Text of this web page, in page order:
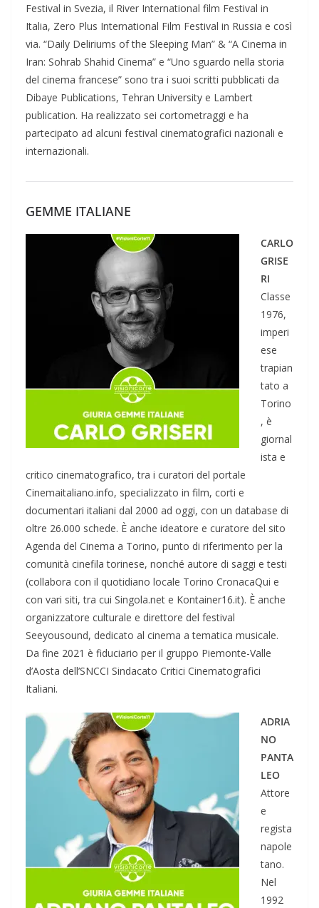
Festival in Svezia, il River International film Festival in
Italia, Zero Plus International Film Festival in Russia e così
via. “Daily Deliriums of the Sleeping Man” & “A Cinema in
Iran: Sohrab Shahid Cinema” e “Uno sguardo nella storia
del cinema francese” sono tra i suoi scritti pubblicati da
Dibaye Publications, Tehran University e Lambert
publication. Ha realizzato sei cortometraggi e ha
partecipato ad alcuni festival cinematografici nazionali e
internazionali.
GEMME ITALIANE
CARLO
GRISE
RI
Classe
1976,
imperi
ese
trapian
tato a
Torino
, è
giornal
ista e
critico cinematografico, tra i curatori del portale
Cinemaitaliano.info, specializzato in film, corti e
documentari italiani dal 2000 ad oggi, con un database di
oltre 26.000 schede. È anche ideatore e curatore del sito
Agenda del Cinema a Torino, punto di riferimento per la
comunità cinefila torinese, nonché autore di saggi e testi
(collabora con il quotidiano locale Torino CronacaQui e
con vari siti, tra cui Singola.net e Kontainer16.it). È anche
organizzatore culturale e direttore del festival
Seeyousound, dedicato al cinema a tematica musicale.
Da fine 2021 è fiduciario per il gruppo Piemonte-Valle
d’Aosta dell’SNCCI Sindacato Critici Cinematografici
Italiani.
ADRIA
NO
PANTA
LEO
Attore
e
regista
napole
tano.
Nel
1992